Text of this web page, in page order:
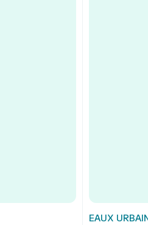
EAUX